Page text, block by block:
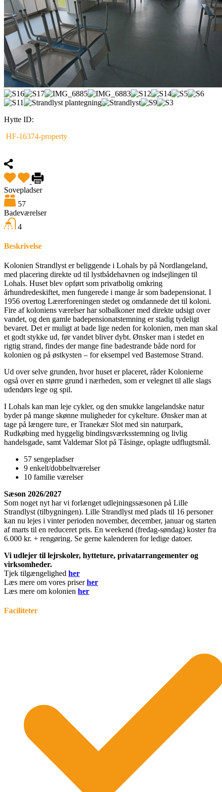
Hytte ID:
HF-16374-property
Sovepladser
57
Badeværelser
4
Beskrivelse
Kolonien Strandlyst er beliggende i Lohals by på Nordlangeland,
med placering direkte ud til lystbådehavnen og indsejlingen til
Lohals. Huset blev opført som privatbolig omkring
århundredeskiftet, men fungerede i mange år som badepensionat. I
1956 overtog Lærerforeningen stedet og omdannede det til koloni.
Fire af koloniens værelser har solbalkoner med direkte udsigt over
vandet, og den gamle badepensionatstemning er stadig tydeligt
bevaret. Det er muligt at bade lige neden for kolonien, men man skal
et godt stykke ud, før vandet bliver dybt. Ønsker man i stedet en
rigtig strand, findes der mange fine badestrande både nord for
kolonien og på østkysten – for eksempel ved Bastemose Strand.
Ud over selve grunden, hvor huset er placeret, råder Kolonierne
også over en større grund i nærheden, som er velegnet til alle slags
udendørs lege og spil.
I Lohals kan man leje cykler, og den smukke langelandske natur
byder på mange skønne muligheder for cykelture. Ønsker man at
tage på længere ture, er Tranekær Slot med sin naturpark,
Rudkøbing med hyggelig bindingsværksstemning og livlig
handelsgade, samt Valdemar Slot på Tåsinge, oplagte udflugtsmål.
57 sengepladser
9 enkelt/dobbeltværelser
10 familie værelser
Sæson 2026/2027
Som noget nyt har vi forlænget udlejningssæsonen på Lille
Strandlyst (tilbygningen). Lille Strandlyst med plads til 16 personer
kan nu lejes i vinter perioden november, december, januar og starten
af marts til en reduceret pris. En weekend (fredag-søndag) koster fra
6.000 kr. + rengøring. Se gerne kalenderen for ledige datoer.
Vi udlejer til lejrskoler, hytteture, privatarrangementer og
virksomheder.
Tjek tilgængelighed her
Læs mere om vores priserher
Læs mere om kolonien her
Faciliteter